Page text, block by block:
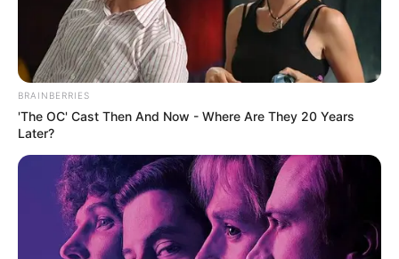
BRAINBERRIES
'The OC' Cast Then And Now - Where Are They 20 Years
Later?